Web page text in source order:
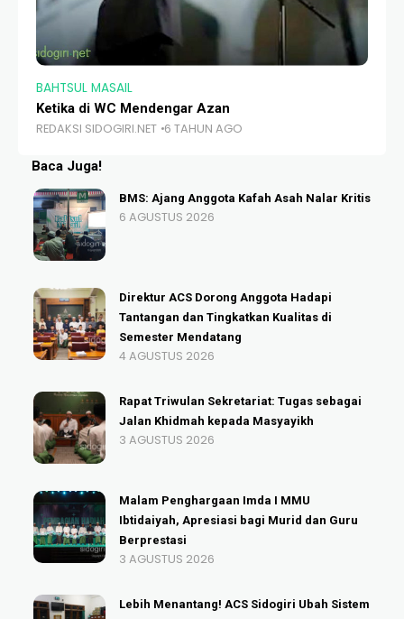
BAHTSUL MASAIL
Ketika di WC Mendengar Azan
REDAKSI SIDOGIRI.NET 6 TAHUN AGO
Baca Juga!
BMS: Ajang Anggota Kafah Asah Nalar Kritis
6 AGUSTUS 2026
Direktur ACS Dorong Anggota Hadapi
Tantangan dan Tingkatkan Kualitas di
Semester Mendatang
4 AGUSTUS 2026
Rapat Triwulan Sekretariat: Tugas sebagai
Jalan Khidmah kepada Masyayikh
3 AGUSTUS 2026
Malam Penghargaan Imda I MMU
Ibtidaiyah, Apresiasi bagi Murid dan Guru
Berprestasi
3 AGUSTUS 2026
Lebih Menantang! ACS Sidogiri Ubah Sistem